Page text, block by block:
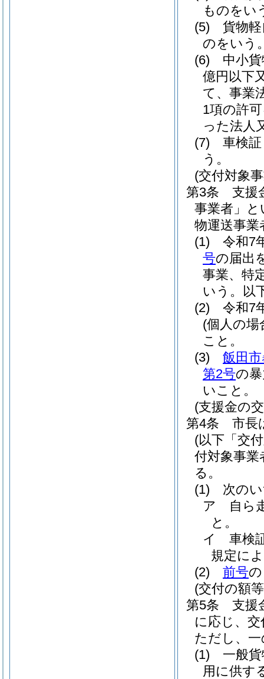
ものをい
(5)
貨物
のをいう
(6)
中小
億円以下
て、事業
1項の許
った法人
(7)
車検
う。
(交付対象
第3条
支援
事業者」と
物運送事
(1)
令和7
号の届出
事業、特
いう。以
(2)
令和7
(個人の
こと。
(3)
飯田
第2号の
いこと。
(支援金の
第4条
市長
(以下「交
付対象事
る。
(1)
次の
ア
自ら
と。
イ
車検
規定に
(2)
前号
(交付の額
第5条
支援
に応じ、
ただし、
(1)
一般
用に供す